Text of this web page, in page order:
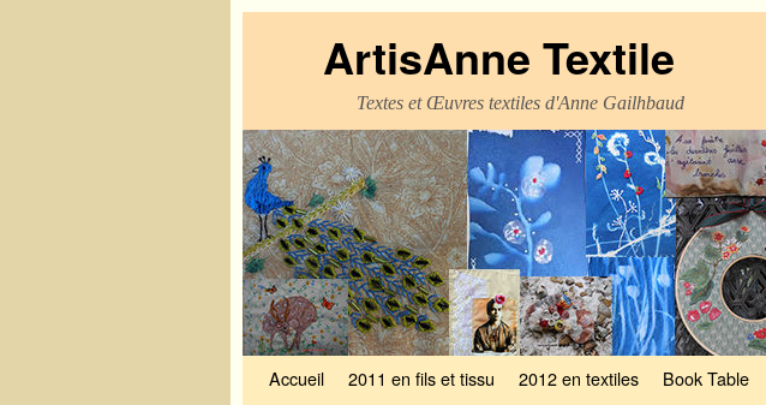
ArtisAnne Textile
Textes et Œuvres textiles d'Anne Gailhbaud
Accueil 2011 en fils et tissu 2012 en textiles Book Table